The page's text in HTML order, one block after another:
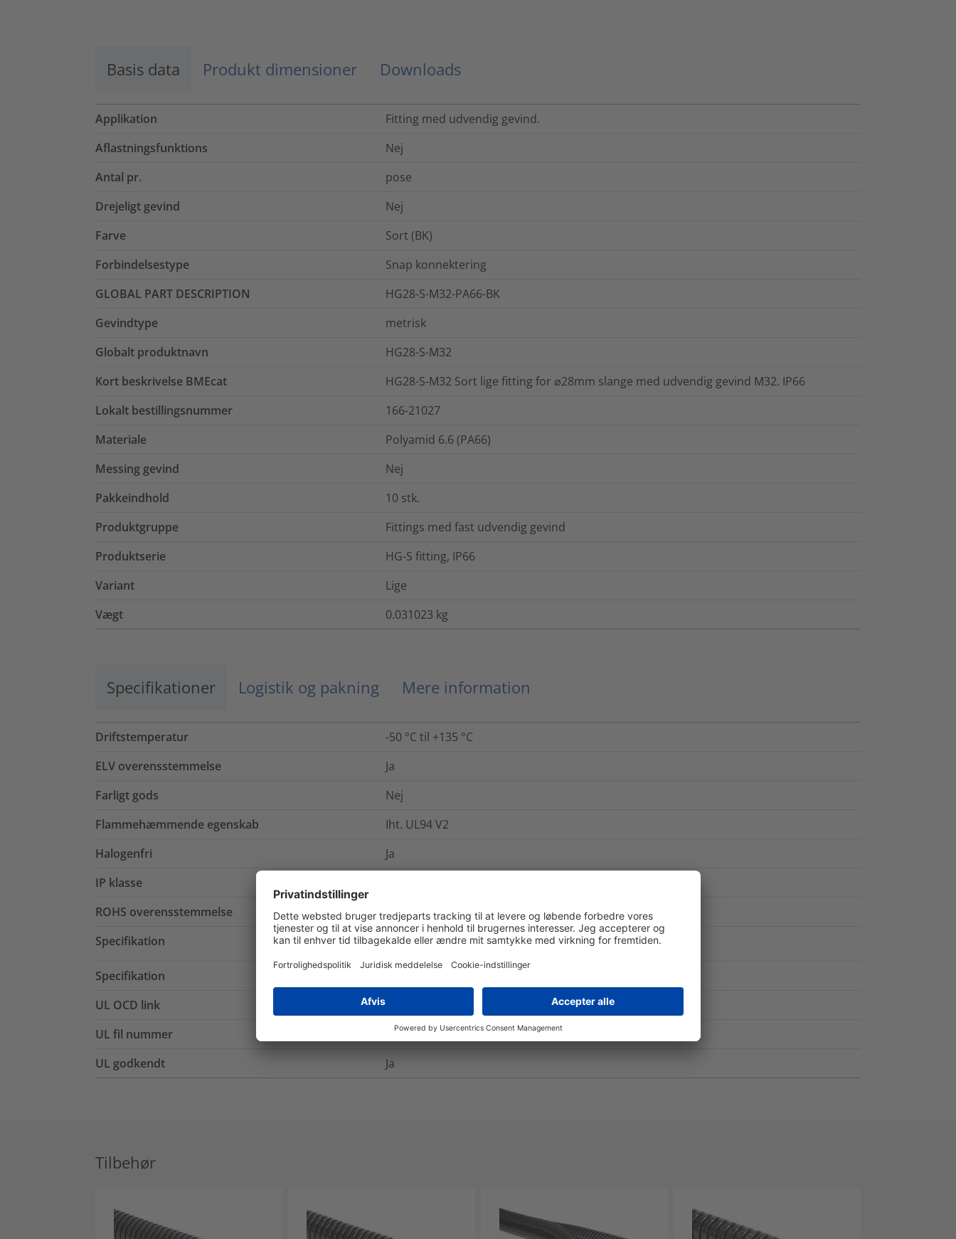
Basis data Produkt dimensioner Downloads
Applikation
Fitting med udvendig gevind.
Aflastningsfunktions
Nej
Antal pr.
pose
Drejeligt gevind
Nej
Farve
Sort (BK)
Forbindelsestype
Snap konnektering
GLOBAL PART DESCRIPTION
HG28-S-M32-PA66-BK
Gevindtype
metrisk
Globalt produktnavn
HG28-S-M32
Kort beskrivelse BMEcat
HG28-S-M32 Sort lige fitting for ⌀28mm slange med udvendig gevind M32. IP66
Lokalt bestillingsnummer
166-21027
Materiale
Polyamid 6.6 (PA66)
Messing gevind
Nej
Pakkeindhold
10 stk.
Produktgruppe
Fittings med fast udvendig gevind
Produktserie
HG-S fitting, IP66
Variant
Lige
Vægt
0.031023 kg
Specifikationer Logistik og pakning Mere information
Driftstemperatur
-50 °C til +135 °C
ELV overensstemmelse
Ja
Farligt gods
Nej
Flammehæmmende egenskab
Iht. UL94 V2
Halogenfri
Ja
IP klasse
ROHS overensstemmelse
Ja
Specifikation
Specifikation
UL OCD link
UL fil nummer
E325250
UL godkendt
Ja
Tilbehør